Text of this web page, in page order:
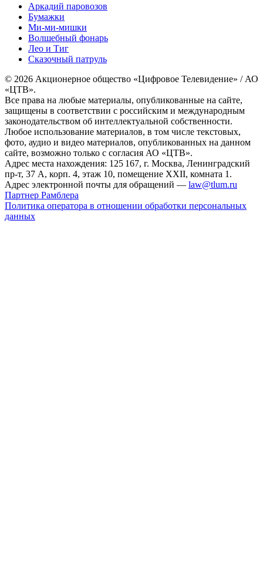
Аркадий паровозов
Бумажки
Ми-ми-мишки
Волшебный фонарь
Лео и Тиг
Сказочный патруль
© 2026 Акционерное общество «Цифровое Телевидение» / АО
«ЦТВ».
Все права на любые материалы, опубликованные на сайте,
защищены в соответствии с российским и международным
законодательством об интеллектуальной собственности.
Любое использование материалов, в том числе текстовых,
фото, аудио и видео материалов, опубликованных на данном
сайте, возможно только с согласия АО «ЦТВ».
Адрес места нахождения: 125 167, г. Москва, Ленинградский
пр-т, 37 А, корп. 4, этаж 10, помещение XXII, комната 1.
Адрес электронной почты для обращений — law@tlum.ru
Партнер Рамблера
Политика оператора в отношении обработки персональных
данных